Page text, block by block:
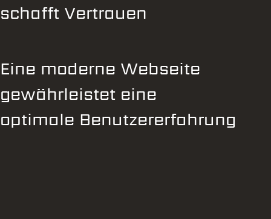
schafft Vertrauen
Eine moderne Webseite
gewährleistet eine
optimale Benutzererfahrung